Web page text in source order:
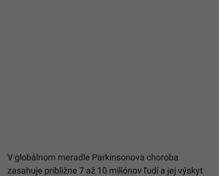
V globálnom meradle Parkinsonova choroba
zasahuje približne 7 až 10 miliónov ľudí a jej výskyt